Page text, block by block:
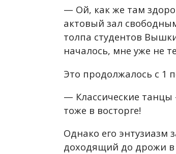
— Ой, как же там
актовый зал
толпа студентов
началось, мне уже не
Это продолжалось с 1
— Классические танцы
тоже в восторге!
Однако его энтузиазм
доходящий до дрожи в